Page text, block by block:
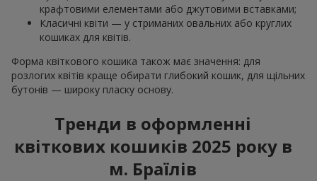
крафтовими елементами або джутовими вставками;
Класичні квіти — у стриманих овальних або круглих
кошиках для квітів.
Форма квіткового кошика також має значення: для
розлогих квітів краще обирати глибокий кошик, для щільних
бутонів — широку пласку основу.
Тренди в оформленні
квіткових кошиків 2025 року в
м. Браїлів